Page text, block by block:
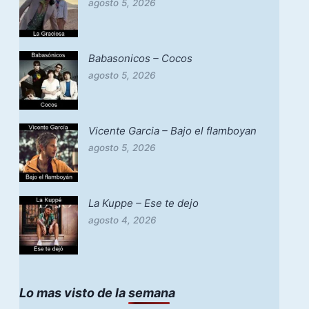
agosto 5, 2026
Babasonicos – Cocos
agosto 5, 2026
Vicente Garcia – Bajo el flamboyan
agosto 5, 2026
La Kuppe – Ese te dejo
agosto 4, 2026
Lo mas visto de la semana